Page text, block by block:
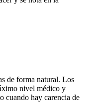
de forma natural. Los
nivel médico y
cuando hay carencia de